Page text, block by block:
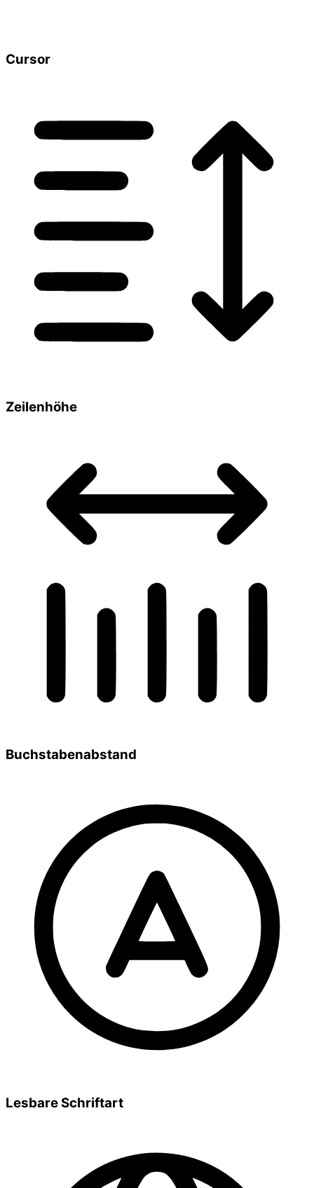
Cursor
Zeilenhöhe
Buchstabenabstand
Lesbare Schriftart